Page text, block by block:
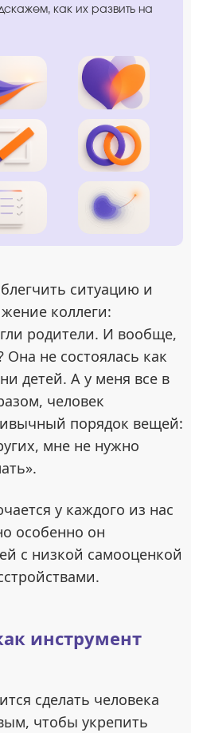
как их развить на
ситуацию и
коллеги:
родители. И вообще,
не состоялась как
детей. А у меня все в
человек
порядок вещей:
мне не нужно
у каждого из нас
особенно он
с низкой самооценкой
инструмент
сделать человека
чтобы укрепить